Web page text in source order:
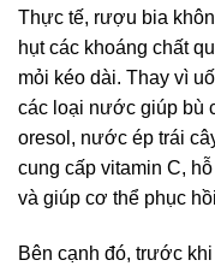
Thực tế, rượu bia
hụt các khoáng chất
mỏi kéo dài. Thay vì
các loại nước giúp bù
oresol, nước ép trái
cung cấp vitamin C,
và giúp cơ thể phục
Bên cạnh đó, trước